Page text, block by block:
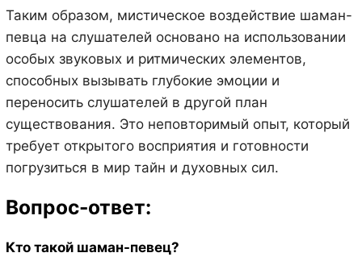
Таким образом, мистическое воздействие шаман-
певца на слушателей основано на использовании
особых звуковых и ритмических элементов,
способных вызывать глубокие эмоции и
переносить слушателей в другой план
существования. Это неповторимый опыт, который
требует открытого восприятия и готовности
погрузиться в мир тайн и духовных сил.
Вопрос-ответ:
Кто такой шаман-певец?